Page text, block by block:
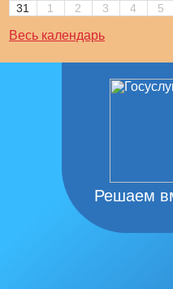
31
1 2 3 4 5
Весь календарь
Решаем